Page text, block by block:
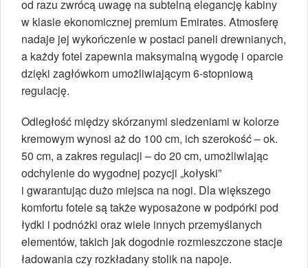
od razu zwrócą uwagę na subtelną elegancję kabiny
w klasie ekonomicznej premium Emirates. Atmosferę
nadaje jej wykończenie w postaci paneli drewnianych,
a każdy fotel zapewnia maksymalną wygodę i oparcie
dzięki zagłówkom umożliwiającym 6-stopniową
regulację.
Odległość między skórzanymi siedzeniami w kolorze
kremowym wynosi aż do 100 cm, ich szerokość – ok.
50 cm, a zakres regulacji – do 20 cm, umożliwiając
odchylenie do wygodnej pozycji „kołyski”
i gwarantując dużo miejsca na nogi. Dla większego
komfortu fotele są także wyposażone w podpórki pod
łydki i podnóżki oraz wiele innych przemyślanych
elementów, takich jak dogodnie rozmieszczone stacje
ładowania czy rozkładany stolik na napoje.